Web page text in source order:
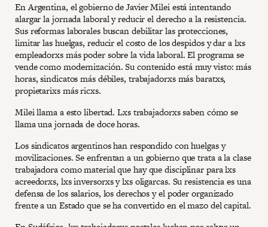
En Argentina, el gobierno de Javier Milei está intentando
alargar la jornada laboral y reducir el derecho a la resistencia.
Sus reformas laborales buscan debilitar las protecciones,
limitar las huelgas, reducir el costo de los despidos y dar a lxs
empleadorxs más poder sobre la vida laboral. El programa se
vende como modernización. Su contenido está muy visto: más
horas, sindicatos más débiles, trabajadorxs más baratxs,
propietarixs más ricxs.
Milei llama a esto libertad. Lxs trabajadorxs saben cómo se
llama una jornada de doce horas.
Los sindicatos argentinos han respondido con huelgas y
movilizaciones. Se enfrentan a un gobierno que trata a la clase
trabajadora como material que hay que disciplinar para lxs
acreedorxs, lxs inversorxs y lxs oligarcas. Su resistencia es una
defensa de los salarios, los derechos y el poder organizado
frente a un Estado que se ha convertido en el mazo del capital.